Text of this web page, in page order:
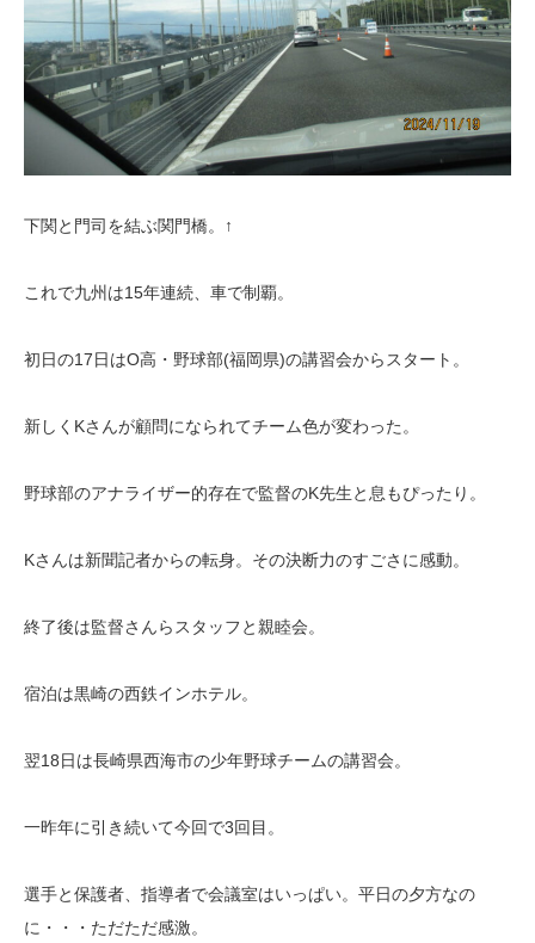
下関と門司を結ぶ関門橋。↑
これで九州は15年連続、車で制覇。
初日の17日はO高・野球部(福岡県)の講習会からスタート。
新しくKさんが顧問になられてチーム色が変わった。
野球部のアナライザー的存在で監督のK先生と息もぴったり。
Kさんは新聞記者からの転身。その決断力のすごさに感動。
終了後は監督さんらスタッフと親睦会。
宿泊は黒崎の西鉄インホテル。
翌18日は長崎県西海市の少年野球チームの講習会。
一昨年に引き続いて今回で3回目。
選手と保護者、指導者で会議室はいっぱい。平日の夕方なの
に・・・ただただ感激。